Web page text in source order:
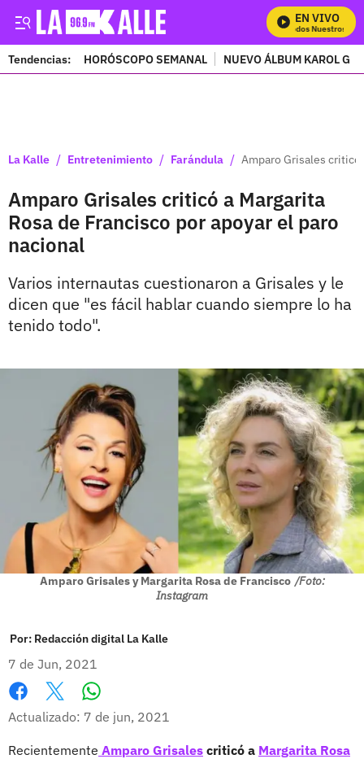
EN VIVO
Mira Todos Nuestros
Tendencias: HORÓSCOPO SEMANAL NUEVO ÁLBUM KAROL G
La Kalle / Entretenimiento / Farándula / Amparo Grisales criticó
Amparo Grisales criticó a Margarita
Rosa de Francisco por apoyar el paro
nacional
Varios internautas cuestionaron a Grisales y le
dicen que "es fácil hablar cuando siempre lo ha
tenido todo".
Amparo Grisales y Margarita Rosa de Francisco /Foto:
Instagram
Por: Redacción digital La Kalle
7 de Jun, 2021
Facebook
X
Actualizado: 7 de jun, 2021
Recientemente Amparo Grisales criticó a Margarita Rosa